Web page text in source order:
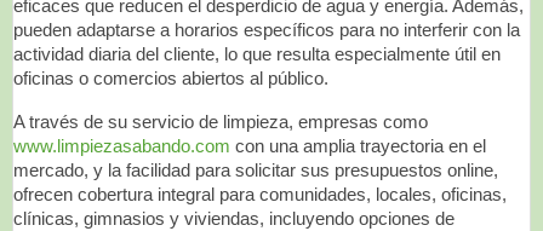
eficaces que reducen el desperdicio de agua y energía. Además,
pueden adaptarse a horarios específicos para no interferir con la
actividad diaria del cliente, lo que resulta especialmente útil en
oficinas o comercios abiertos al público.
A través de su servicio de limpieza, empresas como
www.limpiezasabando.com con una amplia trayectoria en el
mercado, y la facilidad para solicitar sus presupuestos online,
ofrecen cobertura integral para comunidades, locales, oficinas,
clínicas, gimnasios y viviendas, incluyendo opciones de